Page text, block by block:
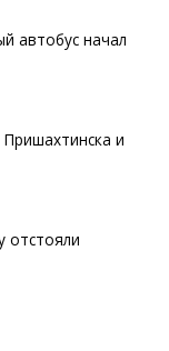
автобус начал
и
отстояли